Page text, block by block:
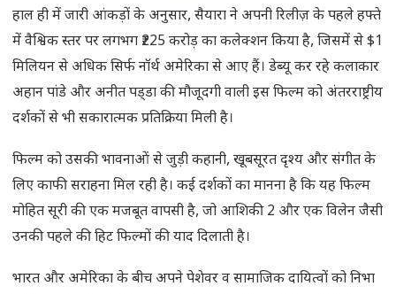
हाल ही में जारी आंकड़ों के अनुसार, सैयारा ने अपनी रिलीज़ के पहले हफ्ते
में वैश्विक स्तर पर लगभग ₹225 करोड़ का कलेक्शन किया है, जिसमें से $1
मिलियन से अधिक सिर्फ नॉर्थ अमेरिका से आए हैं। डेब्यू कर रहे कलाकार
अहान पांडे और अनीत पड्‌डा की मौजूदगी वाली इस फिल्म को अंतरराष्ट्रीय
दर्शकों से भी सकारात्मक प्रतिक्रिया मिली है।
फिल्म को उसकी भावनाओं से जुड़ी कहानी, खूबसूरत दृश्य और संगीत के
लिए काफी सराहना मिल रही है। कई दर्शकों का मानना है कि यह फिल्म
मोहित सूरी की एक मजबूत वापसी है, जो आशिकी 2 और एक विलेन जैसी
उनकी पहले की हिट फिल्मों की याद दिलाती है।
भारत और अमेरिका के बीच अपने पेशेवर व सामाजिक दायित्वों को निभा